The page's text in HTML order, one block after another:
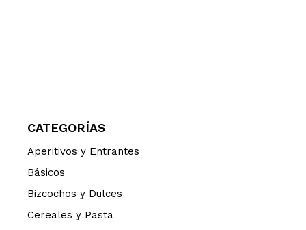
CATEGORÍAS
Aperitivos y Entrantes
Básicos
Bizcochos y Dulces
Cereales y Pasta